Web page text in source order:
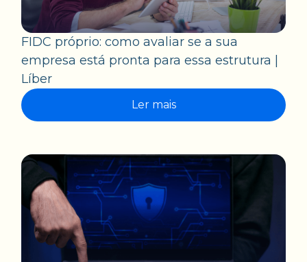
FIDC próprio: como avaliar se a sua
empresa está pronta para essa estrutura |
Líber
Ler mais